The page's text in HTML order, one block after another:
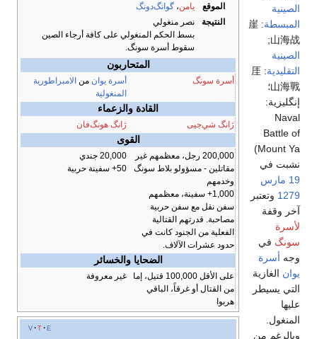
الموقع
يامن، گوانگ‌دونگ
النتيجة
نصر منغولي
بسط الحكم المنغولي على كافة أرجاء الصين
سقوط أسرة سونگ.
المتحاربون
أسرة سونگ أسرة يوان من الامبراطورية
المنغولية
القادة والزعماء
ژانگ شي‌جيى ژانگ هونگ‌فان
القوى
200,000 رجل، معظمهم غير
مقاتلين - مسؤولو بلاط سونگ
وخدمهم
1,000+ سفينة، معظمهم
سفن نقل مع سفن حربية
مصاحبة. قدرتهم القتالية
الفعلية من الجنود كانت في
حدود عشرات الآلاف.
20,000 جندي
50+ سفينة حربية
الضحايا والخسائر
على الأقل 100,000 قتيل، إما
من القتال أو غرقاً، الباقي
هربوا
غير معروفة
v t e
الصينية
المبسطة:
崖
山海战
;
الصينية
التقليدية:
厓
山海戰؛
إنگليزية:
Naval
Battle of
Mount Ya
)
نشبت في
19 مارس
1279 وتعتبر
آخر وقفة
لأسرة
سونگ في
وجه أسرة
يوان الغازية
التي يسيطر
عليها
المنغول.
وبالرغم من